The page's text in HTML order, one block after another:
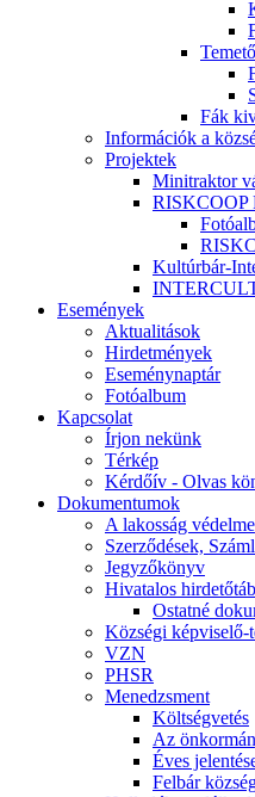
Temető
Fák
Információk a
Projektek
Minitraktor
RISKCOOP
Kultúrbár-
Események
Aktualitások
Hirdetmények
Eseménynaptár
Fotóalbum
Kapcsolat
Írjon nekünk
Térkép
Kérdőív - Olvas
Dokumentumok
A lakosság védelme
Szerződések,
Jegyzőkönyv
Hivatalos
Ostatné
Községi képviselő-
VZN
PHSR
Menedzsment
Költségvetés
Az
Éves
Felbár